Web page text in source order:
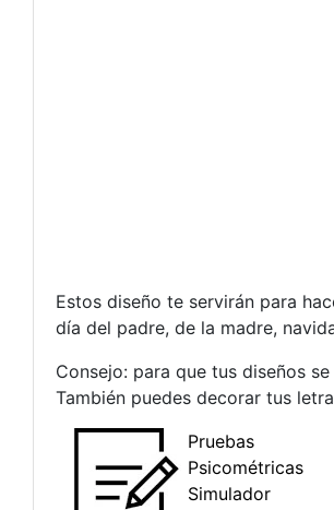
Estos diseño te servirán para
día del padre, de la madre,
Consejo: para que tus diseños
También puedes decorar tus